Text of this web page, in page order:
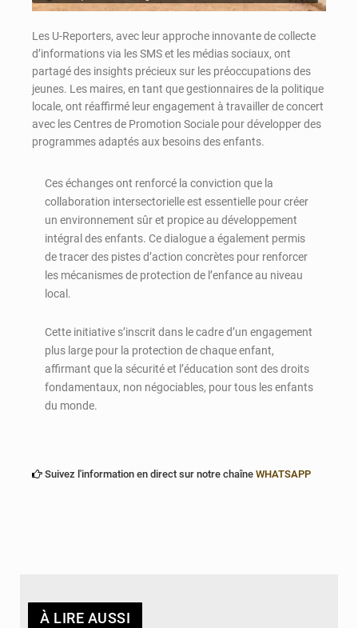
Les U-Reporters, avec leur approche innovante de collecte
d’informations via les SMS et les médias sociaux, ont
partagé des insights précieux sur les préoccupations des
jeunes. Les maires, en tant que gestionnaires de la politique
locale, ont réaffirmé leur engagement à travailler de concert
avec les Centres de Promotion Sociale pour développer des
programmes adaptés aux besoins des enfants.
Ces échanges ont renforcé la conviction que la
collaboration intersectorielle est essentielle pour créer
un environnement sûr et propice au développement
intégral des enfants. Ce dialogue a également permis
de tracer des pistes d’action concrètes pour renforcer
les mécanismes de protection de l’enfance au niveau
local.
Cette initiative s’inscrit dans le cadre d’un engagement
plus large pour la protection de chaque enfant,
affirmant que la sécurité et l’éducation sont des droits
fondamentaux, non négociables, pour tous les enfants
du monde.
Suivez l'information en direct sur notre chaîne WHATSAPP
À LIRE AUSSI